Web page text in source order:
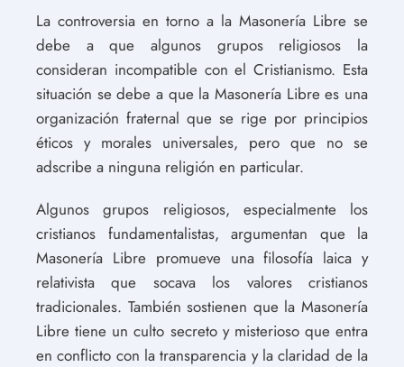
La controversia en torno a la Masonería Libre se
debe a que algunos grupos religiosos la
consideran incompatible con el Cristianismo. Esta
situación se debe a que la Masonería Libre es una
organización fraternal que se rige por principios
éticos y morales universales, pero que no se
adscribe a ninguna religión en particular.
Algunos grupos religiosos, especialmente los
cristianos fundamentalistas, argumentan que la
Masonería Libre promueve una filosofía laica y
relativista que socava los valores cristianos
tradicionales. También sostienen que la Masonería
Libre tiene un culto secreto y misterioso que entra
en conflicto con la transparencia y la claridad de la